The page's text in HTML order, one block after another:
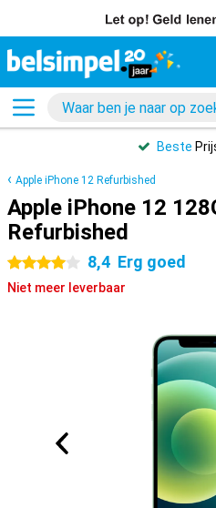
Beste
Apple iPhone 12 Refurbished
Apple iPhone 12
Refurbished
4 sterren 8,4 Erg goed
Niet meer leverbaar